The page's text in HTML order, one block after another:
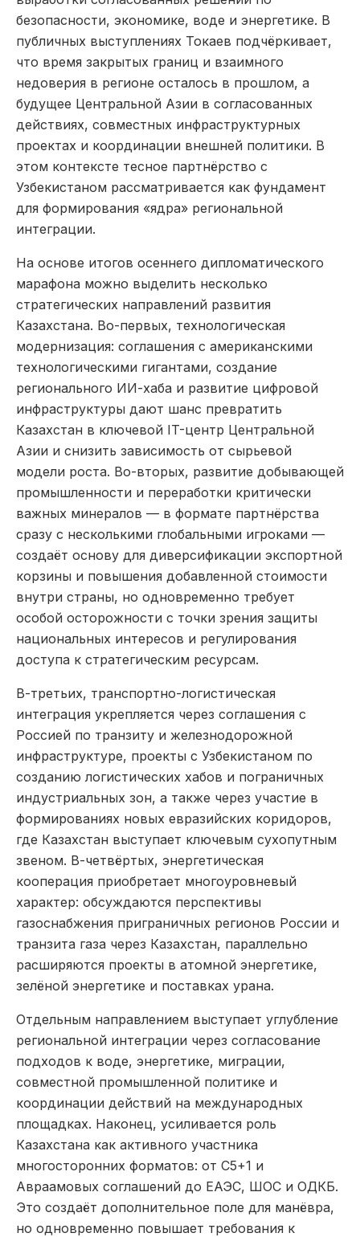
безопасности, экономике, воде и энергетике. В
публичных выступлениях Токаев подчёркивает,
что время закрытых границ и взаимного
недоверия в регионе осталось в прошлом, а
будущее Центральной Азии в согласованных
действиях, совместных инфраструктурных
проектах и координации внешней политики. В
этом контексте тесное партнёрство с
Узбекистаном рассматривается как фундамент
для формирования «ядра» региональной
интеграции.
На основе итогов осеннего дипломатического
марафона можно выделить несколько
стратегических направлений развития
Казахстана. Во-первых, технологическая
модернизация: соглашения с американскими
технологическими гигантами, создание
регионального ИИ-хаба и развитие цифровой
инфраструктуры дают шанс превратить
Казахстан в ключевой IT-центр Центральной
Азии и снизить зависимость от сырьевой
модели роста. Во-вторых, развитие добывающей
промышленности и переработки критически
важных минералов — в формате партнёрства
сразу с несколькими глобальными игроками —
создаёт основу для диверсификации экспортной
корзины и повышения добавленной стоимости
внутри страны, но одновременно требует
особой осторожности с точки зрения защиты
национальных интересов и регулирования
доступа к стратегическим ресурсам.
В-третьих, транспортно-логистическая
интеграция укрепляется через соглашения с
Россией по транзиту и железнодорожной
инфраструктуре, проекты с Узбекистаном по
созданию логистических хабов и пограничных
индустриальных зон, а также через участие в
формированиях новых евразийских коридоров,
где Казахстан выступает ключевым сухопутным
звеном. В-четвёртых, энергетическая
кооперация приобретает многоуровневый
характер: обсуждаются перспективы
газоснабжения приграничных регионов России и
транзита газа через Казахстан, параллельно
расширяются проекты в атомной энергетике,
зелёной энергетике и поставках урана.
Отдельным направлением выступает углубление
региональной интеграции через согласование
подходов к воде, энергетике, миграции,
совместной промышленной политике и
координации действий на международных
площадках. Наконец, усиливается роль
Казахстана как активного участника
многосторонних форматов: от C5+1 и
Авраамовых соглашений до ЕАЭС, ШОС и ОДКБ.
Это создаёт дополнительное поле для манёвра,
но одновременно повышает требования к